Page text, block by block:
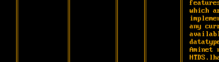
which
any
Aminet